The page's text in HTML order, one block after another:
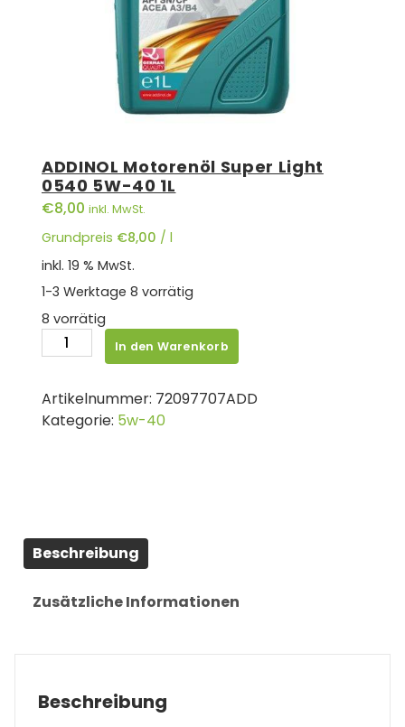
ADDINOL Motorenöl Super Light
0540 5W-40 1L
€8,00 inkl. MwSt.
Grundpreis €8,00 / l
inkl. 19 % MwSt.
1-3 Werktage 8 vorrätig
8 vorrätig
ADDINOL
Motorenöl
Light
0540
In den Warenkorb
Artikelnummer: 72097707ADD
Kategorie: 5w-40
Beschreibung
Zusätzliche Informationen
Beschreibung